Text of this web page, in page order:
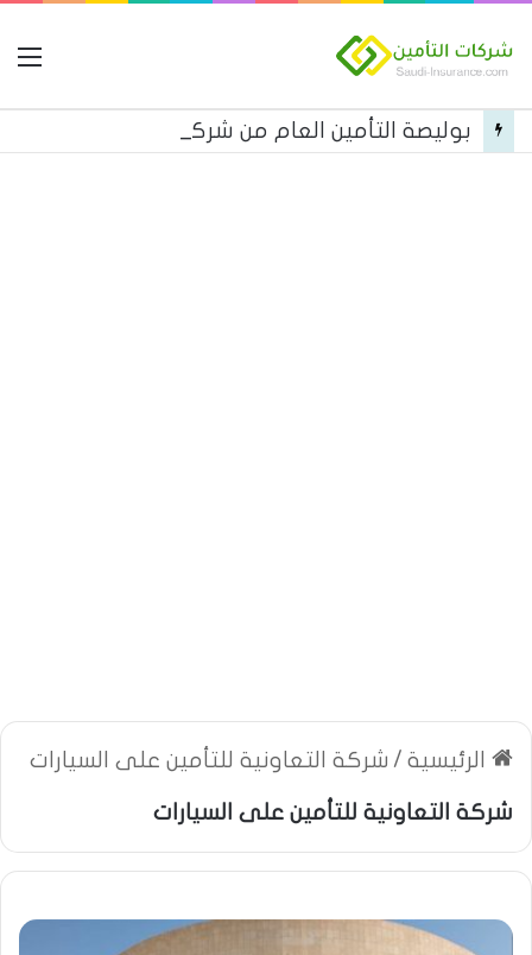
الرئيسية / شركة التعاونية للتأمين على السيارات
شركة التعاونية للتأمين على السيارات